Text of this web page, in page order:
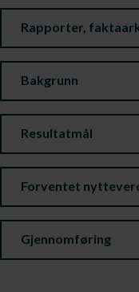
Rapporter,
Bakgrunn
Resultatmål
Forventet
Gjennomføring